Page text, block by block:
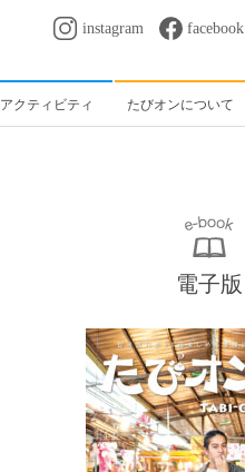
instagram facebook
アクティビティ たびオンについて
電子版